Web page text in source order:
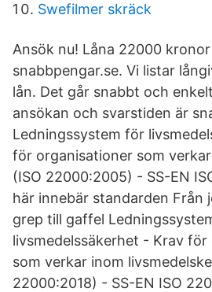
Swefilmer skräck
Ansök nu! Låna 22000
snabbpengar.se. Vi listar
lån. Det går snabbt och
ansökan och svarstiden är
Ledningssystem för
för organisationer som
(ISO 22000:2005) - SS-EN
här innebär standarden Från
grep till gaffel
livsmedelssäkerhet - Krav
som verkar inom
22000:2018) - SS-EN ISO